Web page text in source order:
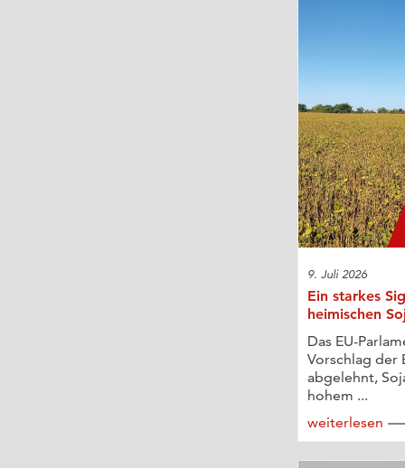
9. Juli 2026
Ein starkes
heimischen
Das EU-
Vorschlag der
abgelehnt,
hohem ...
weiterlesen